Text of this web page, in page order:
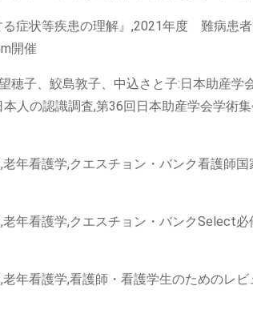
る症状等疾患の理解』,2021年度 難病患
開催
穂子、鮫島敦子、中込さと子:日本助産学
人の認識調査,第36回日本助産学会学術
年看護学,クエスチョン・バンク看護師
年看護学,クエスチョン・バンクSelect
年看護学,看護師・看護学生のためのレ